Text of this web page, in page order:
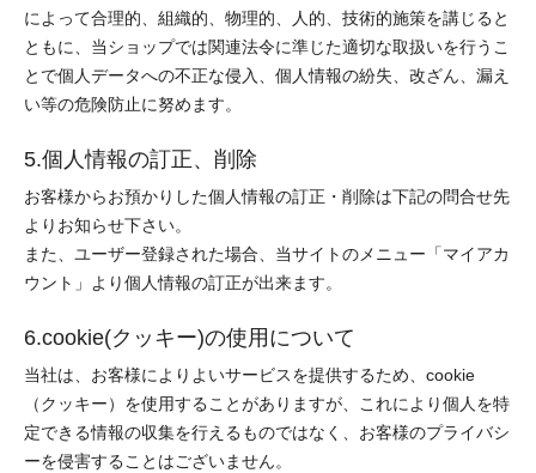
によって合理的、組織的、物理的、人的、技術的施策を講じると
ともに、当ショップでは関連法令に準じた適切な取扱いを行うこ
とで個人データへの不正な侵入、個人情報の紛失、改ざん、漏え
い等の危険防止に努めます。
5.個人情報の訂正、削除
お客様からお預かりした個人情報の訂正・削除は下記の問合せ先
よりお知らせ下さい。
また、ユーザー登録された場合、当サイトのメニュー「マイアカ
ウント」より個人情報の訂正が出来ます。
6.cookie(クッキー)の使用について
当社は、お客様によりよいサービスを提供するため、cookie
（クッキー）を使用することがありますが、これにより個人を特
定できる情報の収集を行えるものではなく、お客様のプライバシ
ーを侵害することはございません。